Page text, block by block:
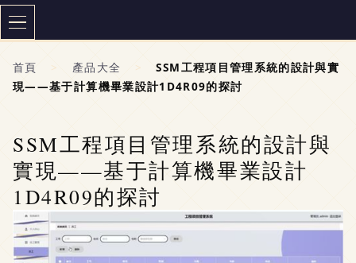
首頁 > 產品大全 >
SSM工程項目管理系統的設計與實
現——基于計算機畢業設計1D4R09的探討
SSM工程項目管理系統的設計與
實現——基于計算機畢業設計
1D4R09的探討